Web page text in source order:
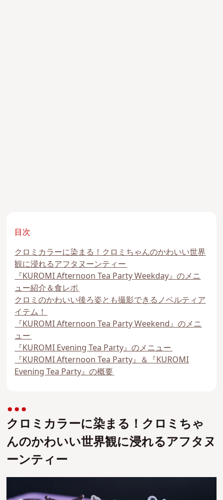
目次
クロミカラーに染まる！クロミちゃんのかわいい世界
観に浸れるアフタヌーンティー
『KUROMI Afternoon Tea Party Weekday』のメニ
ュー紹介＆食レポ
クロミのかわいい後ろ姿とも撮影できるノベルティア
イテム！
『KUROMI Afternoon Tea Party Weekend』のメニ
ュー
『KUROMI Evening Tea Party』のメニュー
『KUROMI Afternoon Tea Party』＆『KUROMI
Evening Tea Party』の概要
クロミカラーに染まる！クロミちゃ
んのかわいい世界観に浸れるアフタヌ
ーンティー